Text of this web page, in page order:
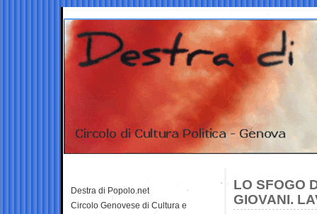
LO SFOGO
GIOVANI.
Destra di Popolo.net
Circolo Genovese di Cultura e